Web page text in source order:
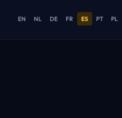
EN NL DE FR ES PT PL